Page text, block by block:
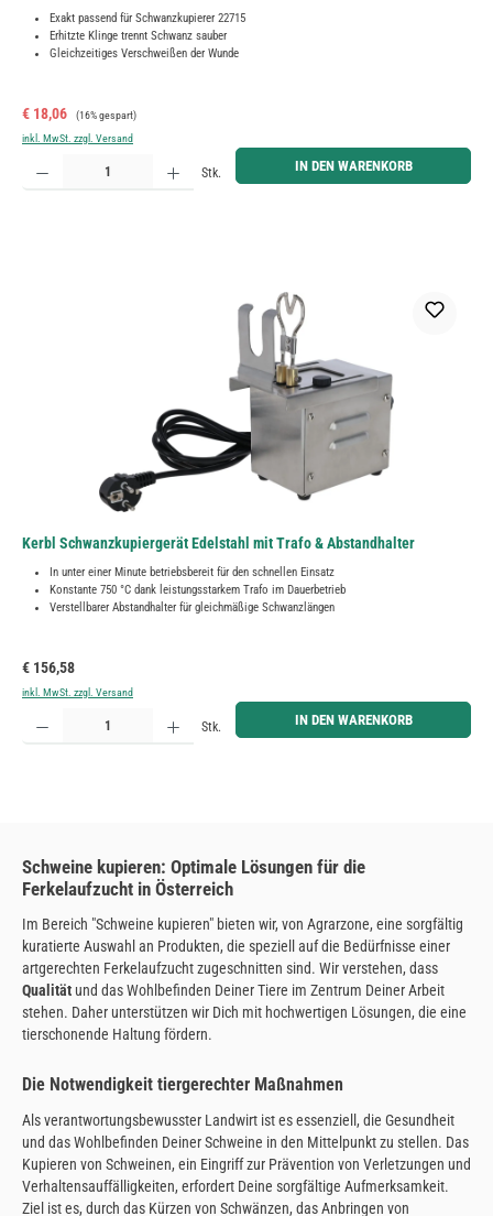
Exakt passend für Schwanzkupierer 22715
Erhitzte Klinge trennt Schwanz sauber
Gleichzeitiges Verschweißen der Wunde
Verkaufspreis:
€ 18,06 Regulärer Preis:
(16% gespart)
inkl. MwSt. zzgl. Versand
Produkt Anzahl: Gib den gewünschten Wert ein oder benutze die Schaltflächen um die Anzahl zu
Stk. IN DEN WARENKORB
Kerbl Schwanzkupiergerät Edelstahl mit Trafo & Abstandhalter
In unter einer Minute betriebsbereit für den schnellen Einsatz
Konstante 750 °C dank leistungsstarkem Trafo im Dauerbetrieb
Verstellbarer Abstandhalter für gleichmäßige Schwanzlängen
Regulärer Preis:
€ 156,58
inkl. MwSt. zzgl. Versand
Produkt Anzahl: Gib den gewünschten Wert ein oder benutze die Schaltflächen um die Anzahl zu
Stk. IN DEN WARENKORB
Schweine kupieren: Optimale Lösungen für die
Ferkelaufzucht in Österreich
Im Bereich "Schweine kupieren" bieten wir, von Agrarzone, eine sorgfältig
kuratierte Auswahl an Produkten, die speziell auf die Bedürfnisse einer
artgerechten Ferkelaufzucht zugeschnitten sind. Wir verstehen, dass
Qualität und das Wohlbefinden Deiner Tiere im Zentrum Deiner Arbeit
stehen. Daher unterstützen wir Dich mit hochwertigen Lösungen, die eine
tierschonende Haltung fördern.
Die Notwendigkeit tiergerechter Maßnahmen
Als verantwortungsbewusster Landwirt ist es essenziell, die Gesundheit
und das Wohlbefinden Deiner Schweine in den Mittelpunkt zu stellen. Das
Kupieren von Schweinen, ein Eingriff zur Prävention von Verletzungen und
Verhaltensauffälligkeiten, erfordert Deine sorgfältige Aufmerksamkeit.
Ziel ist es, durch das Kürzen von Schwänzen, das Anbringen von